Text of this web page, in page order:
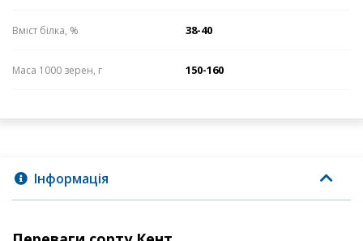
Вміст білка, % 38-40
Маса 1000 зерен, г 150-160
Інформація